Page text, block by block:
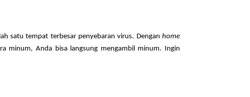
satu tempat terbesar penyebaran virus. Dengan home
minum, Anda bisa langsung mengambil minum. Ingin